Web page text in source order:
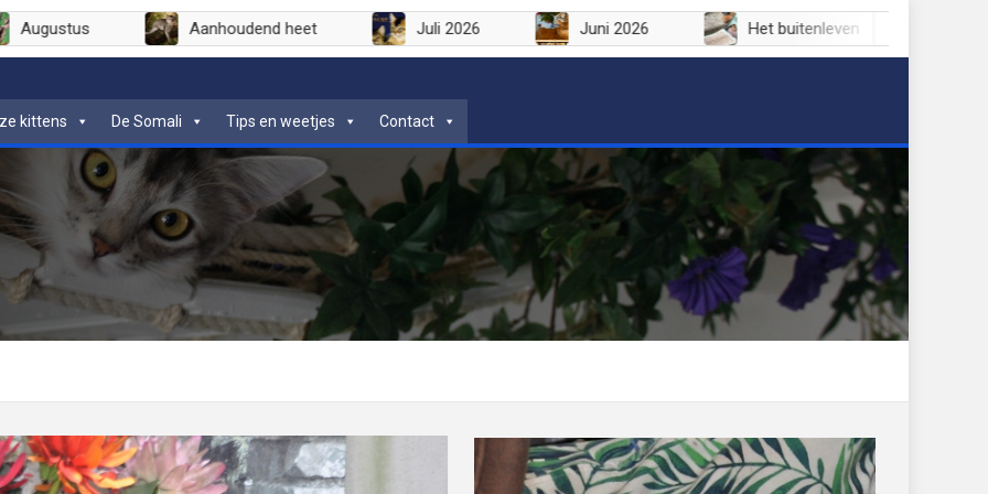
Augustus Aanhoudend heet Juli 2026 Juni 2026 Het buitenleven
kittens De Somali Tips en weetjes Contact